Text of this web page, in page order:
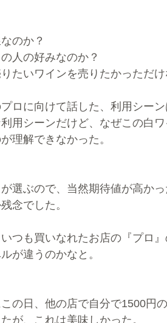
のか？
人の好みなのか？
たいワインを売りたかっただ
ロに向けて話した、利用シー
用シーンだけど、なぜこの白
理解できなかった。
が選ぶので、当然期待値が高か
念でした。
つも買いなれたお店の『プロ
が違うのかなと。
の日、他の店で自分で1500円
が、これは美味しかった。